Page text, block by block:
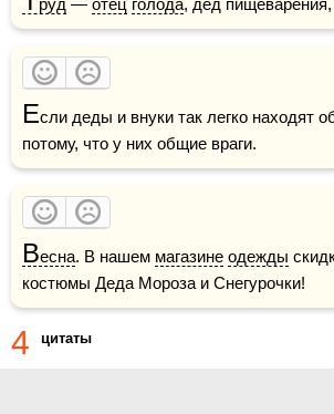
Если деды и внуки так легко находят
потому, что у них общие враги.
Весна. В нашем магазине одежды
костюмы Деда Мороза и Снегурочки!
4 цитаты